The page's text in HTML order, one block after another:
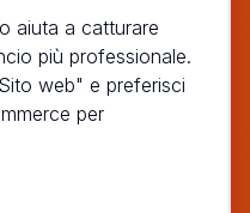
aiuta a catturare
più professionale.
web" e preferisci
per